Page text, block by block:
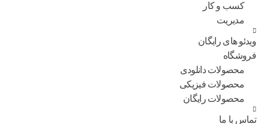
کسب و کار
مدیریت
ویدئو های رایگان
فروشگاه
محصولات دانلودی
محصولات فیزیکی
محصولات رایگان
تماس با ما